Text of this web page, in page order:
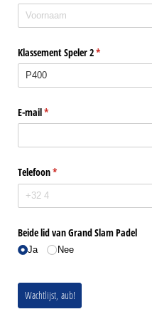
Klassement Speler 2*
(is vereist)
E-mail*
(is vereist)
Telefoon*
(is vereist)
Beide lid van Grand Slam Padel
Ja Nee
Wachtlijst, aub!